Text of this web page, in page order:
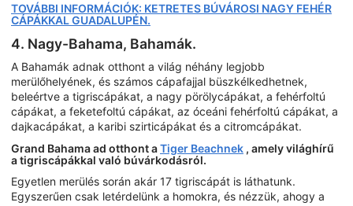
TOVÁBBI INFORMÁCIÓK: KETRETES BÚVÁROSI NAGY FEHÉR
CÁPÁKKAL GUADALUPÉN.
4. Nagy-Bahama, Bahamák.
A Bahamák adnak otthont a világ néhány legjobb
merülőhelyének, és számos cápafajjal büszkélkedhetnek,
beleértve a tigriscápákat, a nagy pörölycápákat, a fehérfoltú
cápákat, a feketefoltú cápákat, az óceáni fehérfoltú cápákat, a
dajkacápákat, a karibi szirticápákat és a citromcápákat.
Grand Bahama ad otthont aTiger Beachnek , amely világhírű
a tigriscápákkal való búvárkodásról.
Egyetlen merülés során akár 17 tigriscápát is láthatunk.
Egyszerűen csak letérdelünk a homokra, és nézzük, ahogy a